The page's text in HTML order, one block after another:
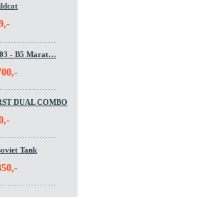
- B5 Marat…
DUAL COMBO
Tank